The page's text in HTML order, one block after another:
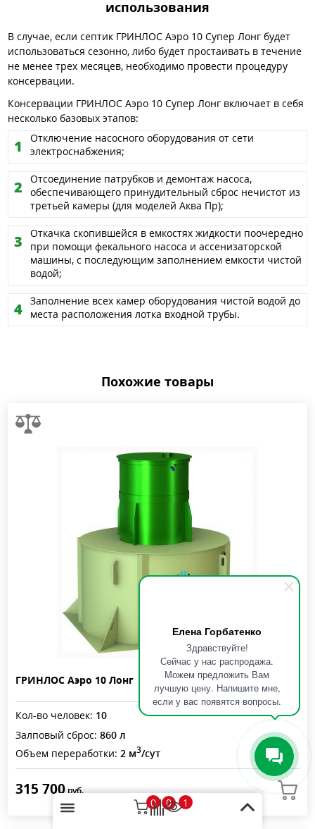
Елена Горбатенко
Здравствуйте!
Сейчас у нас распродажа.
Можем предложить Вам
лучшую цену. Напишите мне,
если у вас появятся вопросы.
0 0 1
использования
В случае, если септик ГРИНЛОС Аэро 10 Супер Лонг будет
использоваться сезонно, либо будет простаивать в течение
не менее трех месяцев, необходимо провести процедуру
консервации.
Консервации ГРИНЛОС Аэро 10 Супер Лонг включает в себя
несколько базовых этапов:
Отключение насосного оборудования от сети
электроснабжения;
Отсоединение патрубков и демонтаж насоса,
обеспечивающего принудительный сброс нечистот из
третьей камеры (для моделей Аква Пр);
Откачка скопившейся в емкостях жидкости поочередно
при помощи фекального насоса и ассенизаторской
машины, с последующим заполнением емкости чистой
водой;
Заполнение всех камер оборудования чистой водой до
места расположения лотка входной трубы.
Похожие товары
ГРИНЛОС Аэро 10 Лонг
Кол-во человек: 10
Залповый сброс: 860 л
Объем переработки: 2 м3/сут
315 700руб.